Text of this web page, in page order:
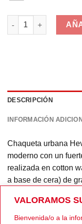
VALORAMOS
Bienvenida/o a la
HEVIK Portland Gris
DESCRIPCIÓN
INFORMACIÓN
Chaqueta urbana
moderno con un
realizada en cotton
a base de cera) de
Menbrana interna
Bolsillos: 5 bolsillos